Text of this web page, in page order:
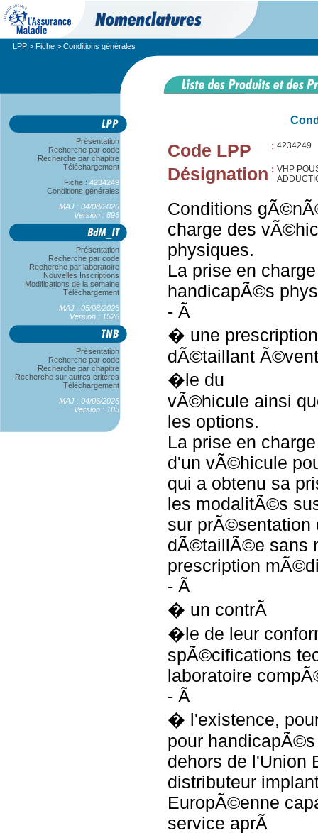
LPP > Fiche > Conditions générales
Présentation
Recherche par code
Recherche par chapitre
Téléchargement
Fiche : 4234249
Conditions générales
MAJ : 04/08/2026
Version : 896
Présentation
Recherche par code
Recherche par laboratoire
Nouvelles Inscriptions
Modifications de la semaine
Téléchargement
MAJ : 05/08/2026
Version : 1526
Présentation
Recherche par code
Recherche par chapitre
Recherche sur autres critères
Téléchargement
MAJ : 04/06/2026
Version : 105
Code LPP : 4234249
Désignation : VHP
Conditions
charge des
physiques.
La prise en
handicapÃ©s
- Ã
� une
dÃ©taillant
�le du
vÃ©hicule ainsi
les options.
La prise en
d'un vÃ©hicule
qui a obtenu sa
les modalitÃ©s
sur prÃ©sentation
dÃ©taillÃ©e sans
prescription
- Ã
� un contrÃ
�le de leur
spÃ©cifications
laboratoire
- Ã
� l'existence,
pour
dehors de l'Union
distributeur
EuropÃ©enne
service aprÃ